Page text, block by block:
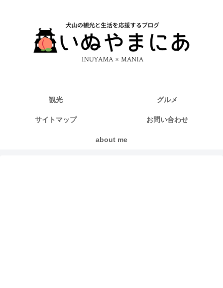
観光 グルメ
サイトマップ お問い合わせ
about me